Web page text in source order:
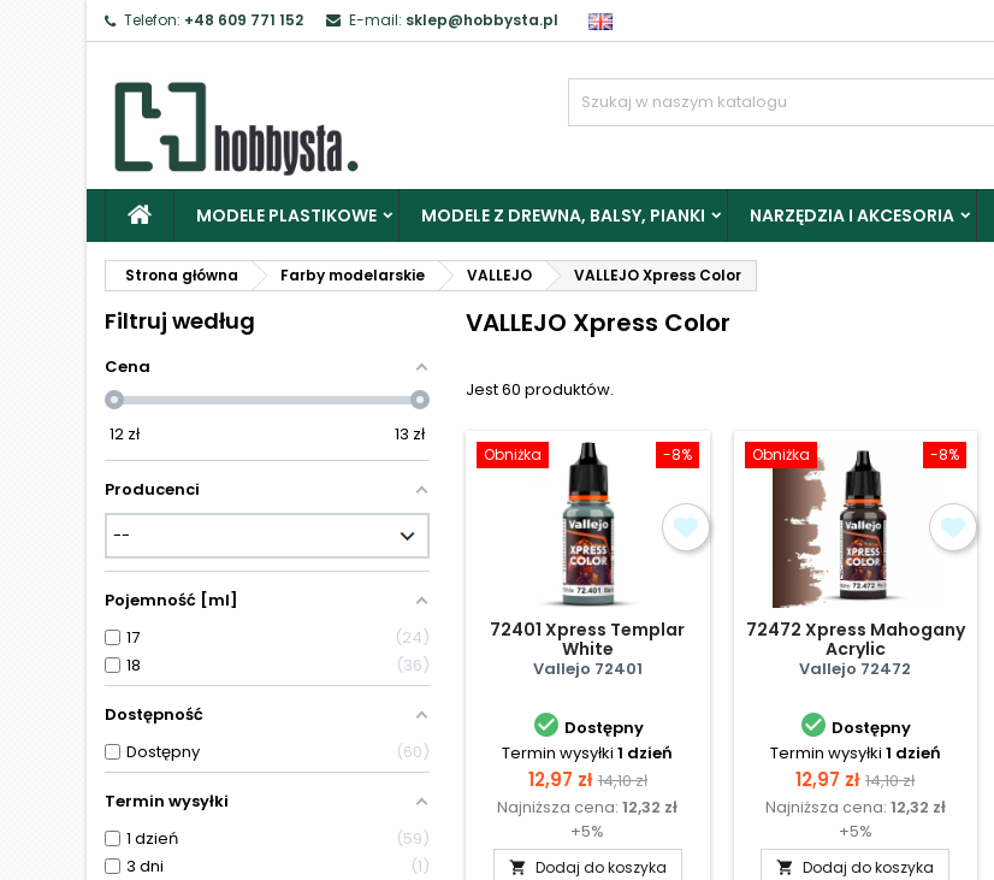
Telefon: +48 609 771 152 E-mail: sklep@hobbysta.pl
MODELE PLASTIKOWE MODELE Z DREWNA, BALSY, PIANKI NARZĘDZIA I AKCESORIA
Strona główna Farby modelarskie VALLEJO VALLEJO Xpress Color
Filtruj według
Cena
12 zł 13 zł
Producenci
Pojemność [ml]
17
24
18
36
Dostępność
Dostępny
60
Termin wysyłki
1 dzień
59
3 dni
1
VALLEJO Xpress Color
Jest 60 produktów.
-8%
Obniżka
72401 Xpress Templar
White
Vallejo 72401
 Dostępny
Termin wysyłki 1 dzień
Cena
12,97 zł Cena
podstawowa
14,10 zł
Najniższa cena:12,32 zł
+5%
 Dodaj do koszyka
-8%
Obniżka
72472 Xpress Mahogany
Acrylic
Vallejo 72472
 Dostępny
Termin wysyłki 1 dzień
Cena
12,97 zł Cena
podstawowa
14,10 zł
Najniższa cena: 12,32 zł
+5%
 Dodaj do koszyka
Zaloguj
Aby zapisać produkty do Schowka, musisz się zalogować.
Anuluj